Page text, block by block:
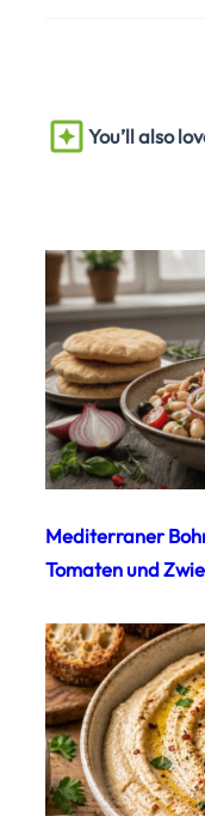
You’ll also
Mediterraner
Tomaten und